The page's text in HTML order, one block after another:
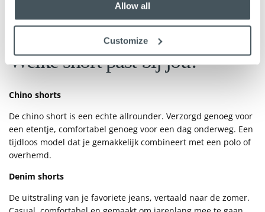
Allow all
Customize
moeiteloos te combineren met een
overshirt.
Welke short past bij jou?
Chino shorts
De chino short is een echte allrounder. Verzorgd genoeg voor
een etentje, comfortabel genoeg voor een dag onderweg. Een
tijdloos model dat je gemakkelijk combineert met een polo of
overhemd.
Denim shorts
De uitstraling van je favoriete jeans, vertaald naar de zomer.